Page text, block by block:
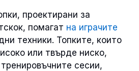
проектирани за
помагат на играчите
техники. Топките, които
или твърде ниско,
сесии,